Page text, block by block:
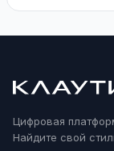
Цифровая
Найдите свой